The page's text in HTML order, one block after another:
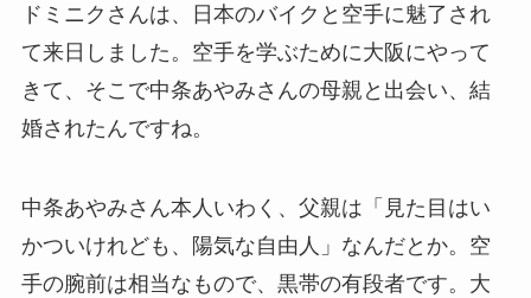
ドミニクさんは、日本のバイクと空手に魅了され
て来日しました。空手を学ぶために大阪にやって
きて、そこで中条あやみさんの母親と出会い、結
婚されたんですね。
中条あやみさん本人いわく、父親は「見た目はい
かついけれども、陽気な自由人」なんだとか。空
手の腕前は相当なもので、黒帯の有段者です。大